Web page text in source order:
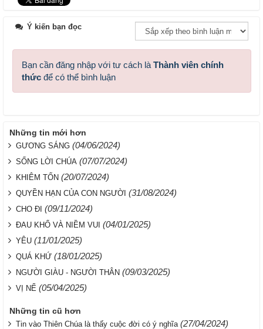
Ý kiến bạn đọc
Bạn cần đăng nhập với tư cách là Thành viên chính
thức để có thể bình luận
Những tin mới hơn
GƯƠNG SÁNG (04/06/2024)
SỐNG LỜI CHÚA (07/07/2024)
KHIÊM TỐN (20/07/2024)
QUYỀN HẠN CỦA CON NGƯỜI (31/08/2024)
CHO ĐI (09/11/2024)
ĐAU KHỔ VÀ NIỀM VUI (04/01/2025)
YÊU (11/01/2025)
QUÁ KHỨ (18/01/2025)
NGƯỜI GIÀU - NGƯỜI THÂN (09/03/2025)
VỊ NỂ (05/04/2025)
Những tin cũ hơn
Tin vào Thiên Chúa là thấy cuộc đời có ý nghĩa (27/04/2024)